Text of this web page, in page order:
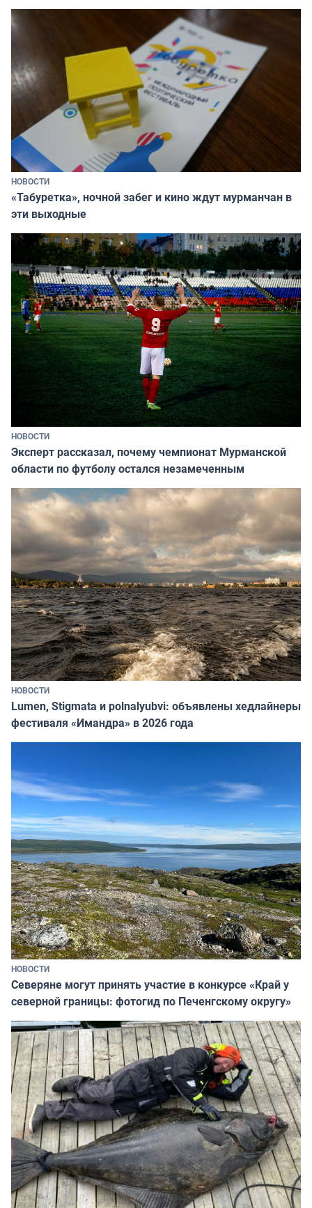
НОВОСТИ
«Табуретка», ночной забег и кино ждут мурманчан в
эти выходные
НОВОСТИ
Эксперт рассказал, почему чемпионат Мурманской
области по футболу остался незамеченным
НОВОСТИ
Lumen, Stigmata и polnalyubvi: объявлены хедлайнеры
фестиваля «Имандра» в 2026 года
НОВОСТИ
Северяне могут принять участие в конкурсе «Край у
северной границы: фотогид по Печенгскому округу»